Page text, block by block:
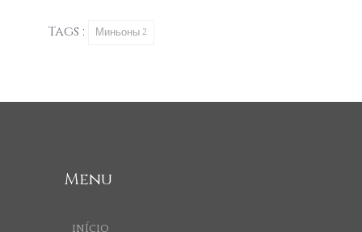
Tags : Миньоны 2
Menu